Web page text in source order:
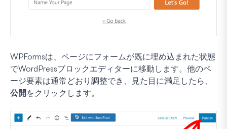
WPFormsは、ページにフォームが既に埋め込まれた状態
でWordPressブロックエディターに移動します。他のペ
ージ要素は通常どおり調整でき、見た目に満足したら、
公開 をクリックします。